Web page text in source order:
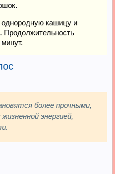
однородную кашицу и
Продолжительность
более прочными,
энергией,